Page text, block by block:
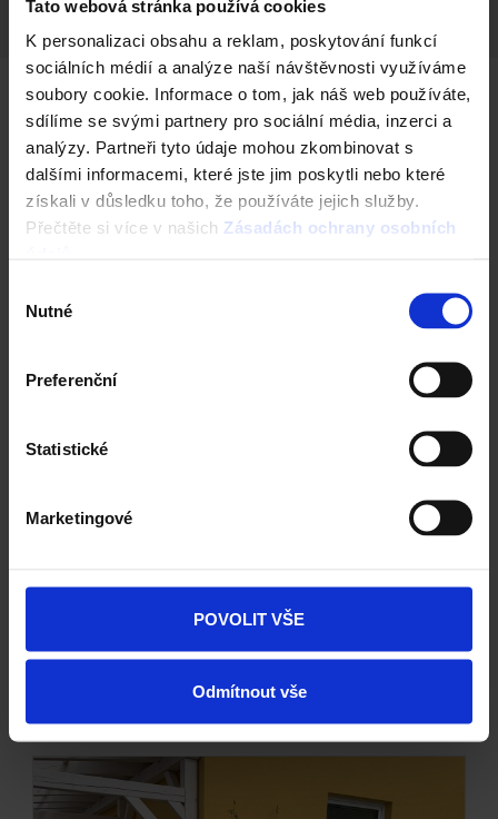
Tato webová stránka používá cookies
K personalizaci obsahu a reklam, poskytování funkcí
sociálních médií a analýze naší návštěvnosti využíváme
soubory cookie. Informace o tom, jak náš web používáte,
sdílíme se svými partnery pro sociální média, inzerci a
analýzy. Partneři tyto údaje mohou zkombinovat s
dalšími informacemi, které jste jim poskytli nebo které
získali v důsledku toho, že používáte jejich služby.
Přečtěte si více v našich Zásadách ochrany osobních
souhlasu
Nutné
Preferenční
Statistické
Marketingové
POVOLIT VŠE
Odmítnout vše
Další barevné varianty
Citytop Elegant kombi - bíložlutočerná
Next
Kombinace a doplňky